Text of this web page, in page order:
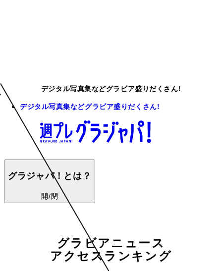
デジタル写真集などグラビア盛りだくさん!
デジタル写真集などグラビア盛りだくさん!
グラジャパ！とは？
開/閉
グラビアニュース
アクセスランキング